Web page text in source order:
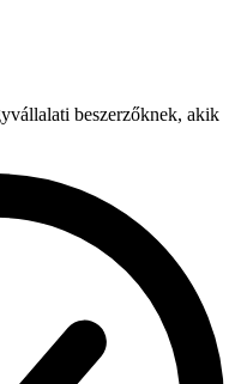
beszerzőknek, akik